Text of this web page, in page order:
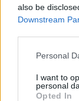
also be
Downstream
Personal
I want to
personal
Opted In